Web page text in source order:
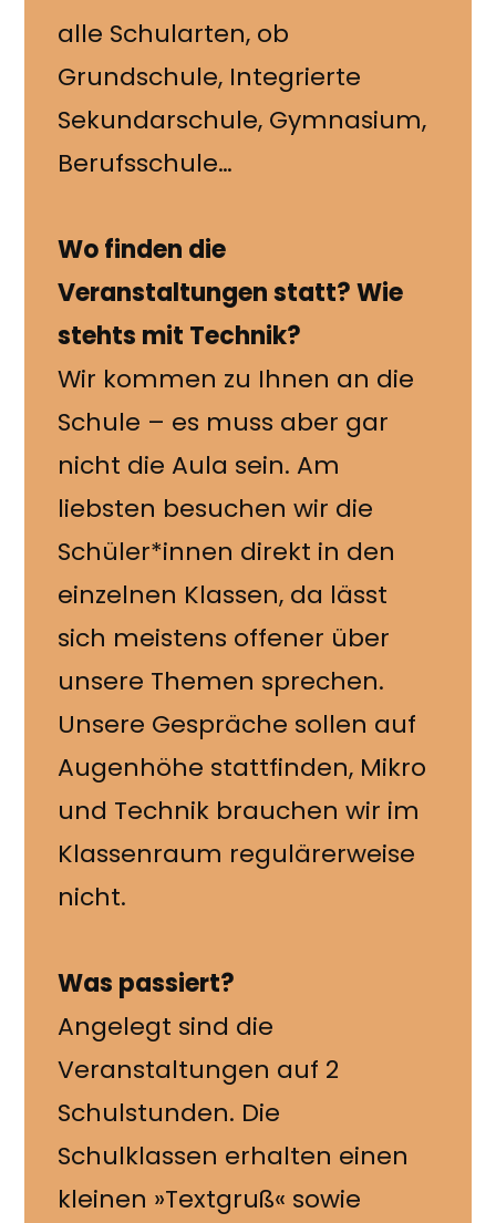
alle Schularten, ob
Grundschule, Integrierte
Sekundarschule, Gymnasium,
Berufsschule…
Wo finden die
Veranstaltungen statt? Wie
stehts mit Technik?
Wir kommen zu Ihnen an die
Schule – es muss aber gar
nicht die Aula sein. Am
liebsten besuchen wir die
Schüler*innen direkt in den
einzelnen Klassen, da lässt
sich meistens offener über
unsere Themen sprechen.
Unsere Gespräche sollen auf
Augenhöhe stattfinden, Mikro
und Technik brauchen wir im
Klassenraum regulärerweise
nicht.
Was passiert?
Angelegt sind die
Veranstaltungen auf 2
Schulstunden. Die
Schulklassen erhalten einen
kleinen »Textgruß« sowie